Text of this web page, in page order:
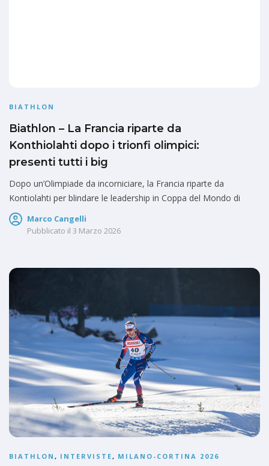
BIATHLON
Biathlon – La Francia riparte da
Konthiolahti dopo i trionfi olimpici:
presenti tutti i big
Dopo un’Olimpiade da incorniciare, la Francia riparte da
Kontiolahti per blindare le leadership in Coppa del Mondo di
Marco Cangelli
Pubblicato il 3 Marzo 2026
BIATHLON , INTERVISTE, MILANO-CORTINA 2026